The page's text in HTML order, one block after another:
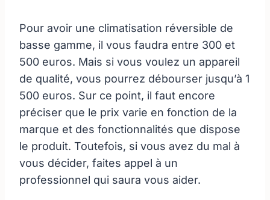
Pour avoir une climatisation réversible de
basse gamme, il vous faudra entre 300 et
500 euros. Mais si vous voulez un appareil
de qualité, vous pourrez débourser jusqu’à 1
500 euros. Sur ce point, il faut encore
préciser que le prix varie en fonction de la
marque et des fonctionnalités que dispose
le produit. Toutefois, si vous avez du mal à
vous décider, faites appel à un
professionnel qui saura vous aider.